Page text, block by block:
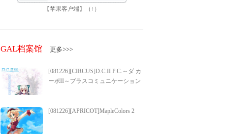
【苹果客户端】（↑）
GAL档案馆 更多>>>
[081226][CIRCUS]D.C.II P.C.～ダ カ
ーポII～プラスコミュニケーション
[081226][APRICOT]MapleColors 2